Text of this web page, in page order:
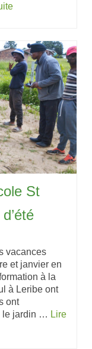
St
vacances
et janvier en
à la
à Leribe ont
ont
le jardin … Lire